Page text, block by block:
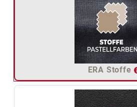
ERA Stoffe